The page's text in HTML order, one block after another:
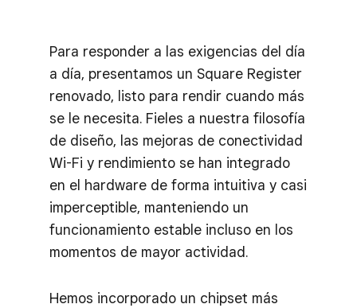
Para responder a las exigencias del día
a día, presentamos un Square Register
renovado, listo para rendir cuando más
se le necesita. Fieles a nuestra filosofía
de diseño, las mejoras de conectividad
Wi-Fi y rendimiento se han integrado
en el hardware de forma intuitiva y casi
imperceptible, manteniendo un
funcionamiento estable incluso en los
momentos de mayor actividad.
Hemos incorporado un chipset más